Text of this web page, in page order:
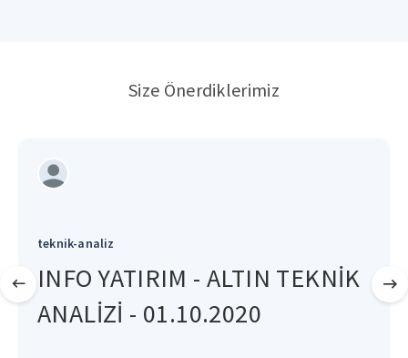
Size Önerdiklerimiz
teknik-analiz
INFO YATIRIM - ALTIN TEKNİK
ANALİZİ - 01.10.2020